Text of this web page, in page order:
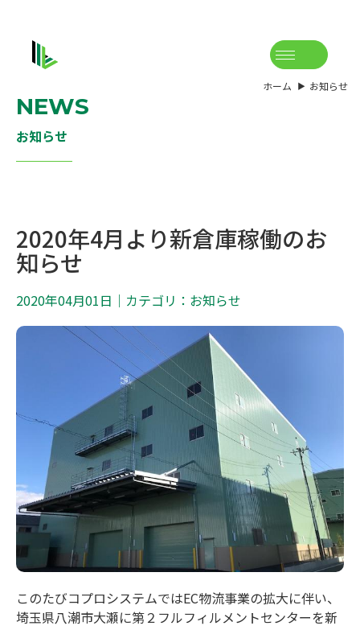
ホーム お知らせ
NEWS
お知らせ
2020年4月より新倉庫稼働のお
知らせ
2020年04月01日 ｜カテゴリ：お知らせ
このたびコプロシステムではEC物流事業の拡大に伴い、
埼玉県八潮市大瀬に第２フルフィルメントセンターを新